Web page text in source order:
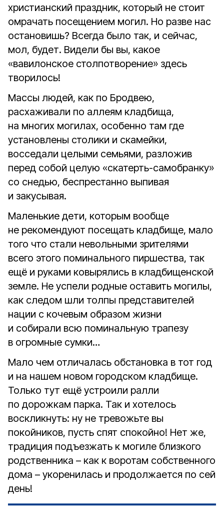
христианский праздник, который не стоит
омрачать посещением могил. Но разве нас
остановишь? Всегда было так, и сейчас,
мол, будет. Видели бы вы, какое
«вавилонское столпотворение» здесь
творилось!
Массы людей, как по Бродвею,
расхаживали по аллеям кладбища,
на многих могилах, особенно там где
установлены столики и скамейки,
восседали целыми семьями, разложив
перед собой целую «скатерть-самобранку»
со снедью, беспрестанно выпивая
и закусывая.
Маленькие дети, которым вообще
не рекомендуют посещать кладбище, мало
того что стали невольными зрителями
всего этого поминального пиршества, так
ещё и руками ковырялись в кладбищенской
земле. Не успели родные оставить могилы,
как следом шли толпы представителей
нации с кочевым образом жизни
и собирали всю поминальную трапезу
в огромные сумки…
Мало чем отличалась обстановка в тот год
и на нашем новом городском кладбище.
Только тут ещё устроили ралли
по дорожкам парка. Так и хотелось
воскликнуть: ну не тревожьте вы
покойников, пусть спят спокойно! Нет же,
традиция подъезжать к могиле близкого
родственника – как к воротам собственного
дома – укоренилась и продолжается по сей
день!